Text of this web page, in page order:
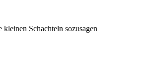
Schachteln sozusagen